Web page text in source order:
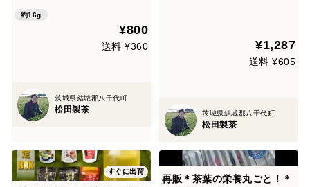
島茶 日本茶インストラクター
約16g
¥800
送料 ¥360
茨城県結城郡八千代町
松田製茶
¥1,287
送料 ¥605
茨城県結城郡八千代町
松田製茶
すぐに出荷
再販＊茶葉の栄養丸ごと！＊